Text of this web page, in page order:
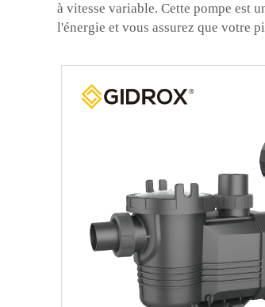
à vitesse variable. Cette pompe est
l'énergie et vous assurez que votre